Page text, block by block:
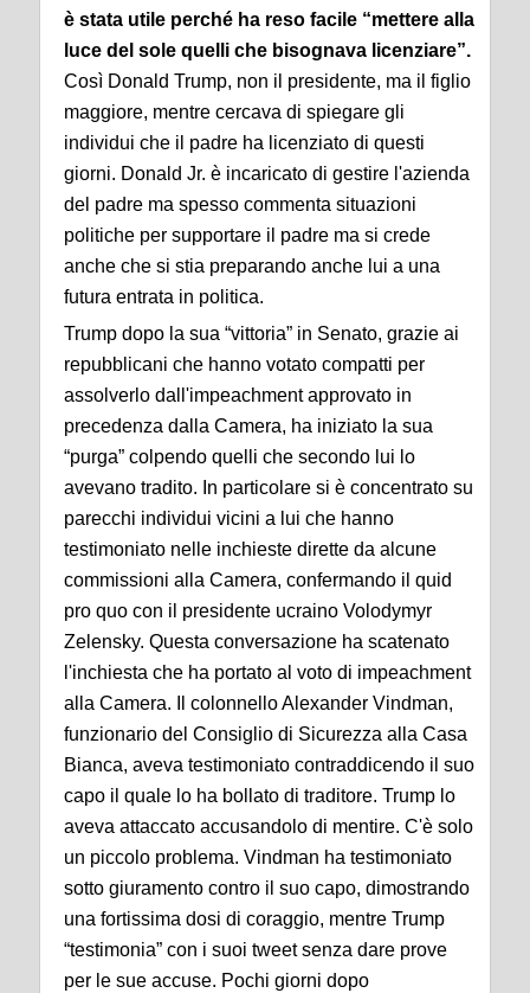
è stata utile perché ha reso facile “mettere alla
luce del sole quelli che bisognava licenziare”.
Così Donald Trump, non il presidente, ma il figlio
maggiore, mentre cercava di spiegare gli
individui che il padre ha licenziato di questi
giorni. Donald Jr. è incaricato di gestire l'azienda
del padre ma spesso commenta situazioni
politiche per supportare il padre ma si crede
anche che si stia preparando anche lui a una
futura entrata in politica.
Trump dopo la sua “vittoria” in Senato, grazie ai
repubblicani che hanno votato compatti per
assolverlo dall'impeachment approvato in
precedenza dalla Camera, ha iniziato la sua
“purga” colpendo quelli che secondo lui lo
avevano tradito. In particolare si è concentrato su
parecchi individui vicini a lui che hanno
testimoniato nelle inchieste dirette da alcune
commissioni alla Camera, confermando il quid
pro quo con il presidente ucraino Volodymyr
Zelensky. Questa conversazione ha scatenato
l'inchiesta che ha portato al voto di impeachment
alla Camera. Il colonnello Alexander Vindman,
funzionario del Consiglio di Sicurezza alla Casa
Bianca, aveva testimoniato contraddicendo il suo
capo il quale lo ha bollato di traditore. Trump lo
aveva attaccato accusandolo di mentire. C'è solo
un piccolo problema. Vindman ha testimoniato
sotto giuramento contro il suo capo, dimostrando
una fortissima dosi di coraggio, mentre Trump
“testimonia” con i suoi tweet senza dare prove
per le sue accuse. Pochi giorni dopo